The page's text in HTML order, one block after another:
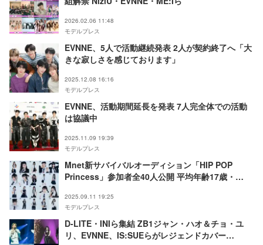
2026.02.06 11:48
モデルプレス
EVNNE、5人で活動継続発表 2人が契約終了へ「大
きな寂しさを感じております」
2025.12.08 16:16
モデルプレス
EVNNE、活動期間延長を発表 7人完全体での活動
は協議中
2025.11.09 19:39
モデルプレス
Mnet新サバイバルオーディション「HIP POP
Princess」参加者全40人公開 平均年齢17歳・
2025.09.11 19:25
モデルプレス
D-LITE・INIら集結 ZB1ジャン・ハオ＆チョ・ユ
リ、EVNNE、IS:SUEらがレジェンドカバー